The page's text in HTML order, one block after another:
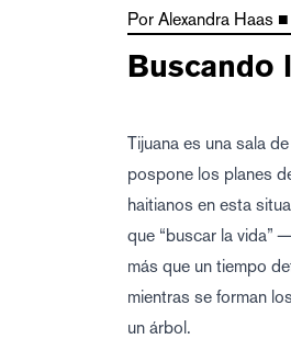
Por Alexandra Haas ■
Buscando
Tijuana es una sala
pospone los planes
haitianos en esta
que “buscar la vida”
más que un tiempo
mientras se forman
un árbol.